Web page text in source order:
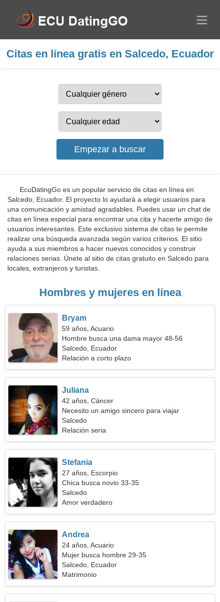
Citas en línea gratis en Salcedo, Ecuador
EcuDatingGo es un popular servicio de citas en línea en
Salcedo, Ecuador. El proyecto lo ayudará a elegir usuarios para
una comunicación y amistad agradables. Puedes usar un chat de
citas en línea especial para encontrar una cita y hacerte amigo de
usuarios interesantes. Este exclusivo sistema de citas te permite
realizar una búsqueda avanzada según varios criterios. El sitio
ayuda a sus miembros a hacer nuevos conocidos y construir
relaciones serias. Únete al sitio de citas gratuito en Salcedo para
locales, extranjeros y turistas.
Hombres y mujeres en línea
Bryam
59 años, Acuario
Hombre busca una dama mayor 48-56
Salcedo, Ecuador
Relación a corto plazo
Juliana
42 años, Cáncer
Necesito un amigo sincero para viajar
Salcedo
Relación seria
Stefania
27 años, Escorpio
Chica busca novio 33-35
Salcedo
Amor verdadero
Andrea
24 años, Acuario
Mujer busca hombre 29-35
Salcedo, Ecuador
Matrimonio